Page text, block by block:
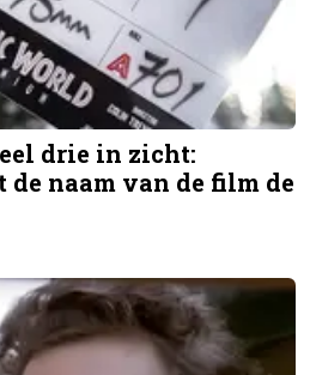
drie in zicht:
naam van de film de